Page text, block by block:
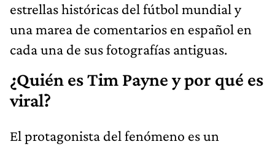
estrellas históricas del fútbol mundial y
una marea de comentarios en español en
cada una de sus fotografías antiguas.
¿Quién es Tim Payne y por qué es
viral?
El protagonista del fenómeno es un